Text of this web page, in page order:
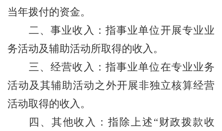
当年拨付的资金。
二、事业收入 ：指事业单位开展专业业
务活动及辅助活动所取得的收入。
三、经营收入 ：指事业单位在专业业务
活动及其辅助活动之外开展非独立核算经营
活动取得的收入。
四、其他收入 ：指除上述“财政拨款收